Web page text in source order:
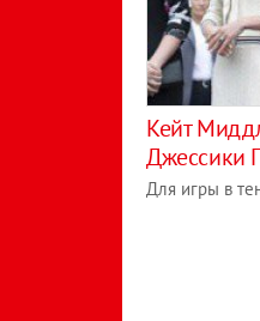
Кейт
Джессики
Для игры в